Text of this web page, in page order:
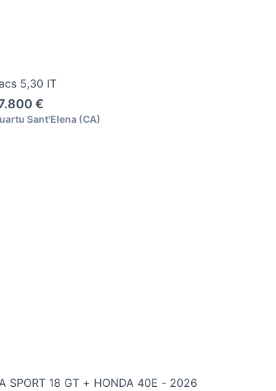
5,30 IT
€
Sant'Elena (CA)
BWA SPORT 18 GT + HONDA 40E - 2026